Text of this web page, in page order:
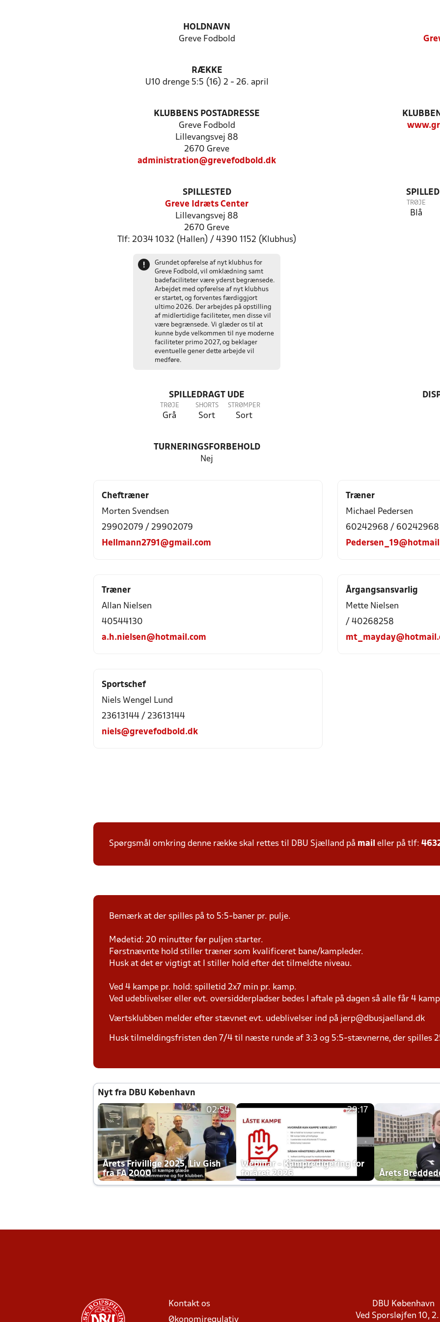
HOLDNAVN
Greve Fodbold
RÆKKE
U10 drenge 5:5 (16) 2 - 26. april
KLUBBENS POSTADRESSE
Greve Fodbold
Lillevangsvej 88
2670 Greve
administration@grevefodbold.dk
SPILLESTED
Greve Idræts Center
Lillevangsvej 88
2670 Greve
Tlf: 2034 1032 (Hallen) / 4390 1152 (Klubhus)
!
Grundet opførelse af nyt klubhus for
Greve Fodbold, vil omklædning samt
badefaciliteter være yderst begrænsede.
Arbejdet med opførelse af nyt klubhus
er startet, og forventes færdiggjort
ultimo 2026. Der arbejdes på opstilling
af midlertidige faciliteter, men disse vil
være begrænsede. Vi glæder os til at
kunne byde velkommen til nye moderne
faciliteter primo 2027, og beklager
eventuelle gener dette arbejde vil
medføre.
TRØJE
Blå
SPILLEDRAGT UDE
TRØJE
Grå
SHORTS
Sort
STRØMPER
Sort
TURNERINGSFORBEHOLD
Nej
Cheftræner
Morten Svendsen
29902079 / 29902079
Hellmann2791@gmail.com
Træner
Michael Pedersen
60242968 / 60242968
Træner
Allan Nielsen
40544130
a.h.nielsen@hotmail.com
Årgangsansvarlig
Mette Nielsen
/ 40268258
Sportschef
Niels Wengel Lund
23613144 / 23613144
niels@grevefodbold.dk
Spørgsmål omkring denne række skal rettes til DBU Sjælland på mail eller på tlf:
Bemærk at der spilles på to 5:5-baner pr. pulje.
Mødetid: 20 minutter før puljen starter.
Førstnævnte hold stiller træner som kvalificeret bane/kampleder.
Husk at det er vigtigt at I stiller hold efter det tilmeldte niveau.
Ved 4 kampe pr. hold: spilletid 2x7 min pr. kamp.
Ved udeblivelser eller evt. oversidderpladser bedes I aftale på dagen så alle får 4
Værtsklubben melder efter stævnet evt. udeblivelser ind på jerp@dbusjaelland.dk
Husk tilmeldingsfristen den 7/4 til næste runde af 3:3 og 5:5-stævnerne, der spilles
Nyt fra DBU København
02:54
Årets Frivillige 2025, Liv Gish
fra FA 2000
29:17
Webinar - Kampredigering for
foråret 2026
Årets
Kontakt os
Økonomiregulativ
DBU København
Ved Sporsløjfen 10, 2.